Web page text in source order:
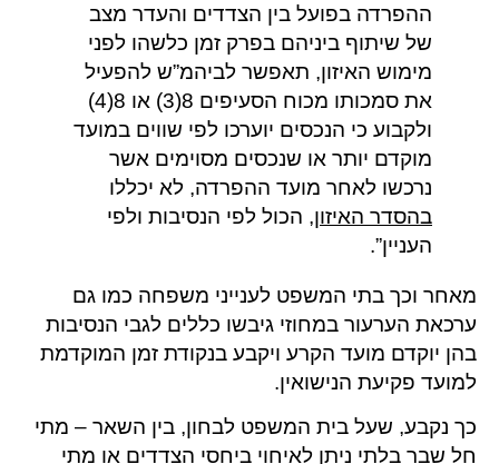
ההפרדה בפועל בין הצדדים והעדר מצב
של שיתוף ביניהם בפרק זמן כלשהו לפני
מימוש האיזון, תאפשר לביהמ”ש להפעיל
את סמכותו מכוח הסעיפים 8(3) או 8(4)
ולקבוע כי הנכסים יוערכו לפי שווים במועד
מוקדם יותר או שנכסים מסוימים אשר
נרכשו לאחר מועד ההפרדה, לא יכללו
בהסדר האיזון, הכול לפי הנסיבות ולפי
העניין”.
מאחר וכך בתי המשפט לענייני משפחה כמו גם
ערכאת הערעור במחוזי גיבשו כללים לגבי הנסיבות
בהן יוקדם מועד הקרע ויקבע בנקודת זמן המוקדמת
למועד פקיעת הנישואין.
כך נקבע, שעל בית המשפט לבחון, בין השאר – מתי
חל שבר בלתי ניתן לאיחוי ביחסי הצדדים או מתי